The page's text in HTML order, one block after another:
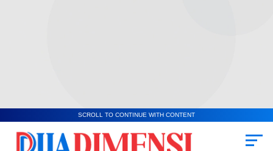
SCROLL TO CONTINUE WITH CONTENT